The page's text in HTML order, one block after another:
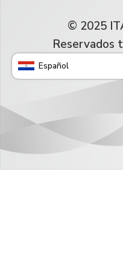
© 2025
Reservados
Español